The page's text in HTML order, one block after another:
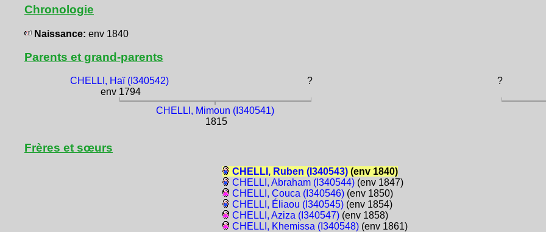
Chronologie
Naissance: env 1840
Parents et grand-parents
CHELLI, Haï (I340542)
env 1794
? ?
CHELLI, Mimoun (I340541)
1815
Frères et sœurs
CHELLI, Ruben (I340543) (env 1840)
CHELLI, Abraham (I340544) (env 1847)
CHELLI, Couca (I340546) (env 1850)
CHELLI, Éliaou (I340545) (env 1854)
CHELLI, Aziza (I340547) (env 1858)
CHELLI, Khemissa (I340548) (env 1861)